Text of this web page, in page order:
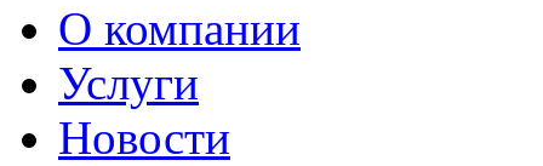
О компании
Услуги
Новости